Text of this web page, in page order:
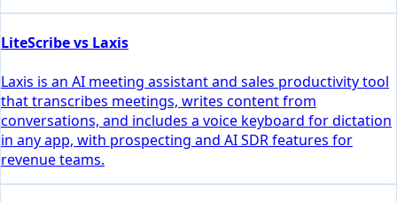
LiteScribe vs Laxis
Laxis is an AI meeting assistant and sales productivity tool
that transcribes meetings, writes content from
conversations, and includes a voice keyboard for dictation
in any app, with prospecting and AI SDR features for
revenue teams.